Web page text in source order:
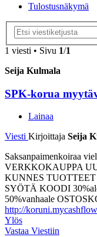
Tulostusnäkymä
1 viesti • Sivu 1/1
Seija Kulmala
SPK-korua
Lainaa
Viesti Kirjoittaja Seija
Saksanpaimenkoiraa
VERKKOKAUPPA
KUNNES
SYÖTÄ KOODI
50%vanhaale
http://
Ylös
Vastaa Viestiin